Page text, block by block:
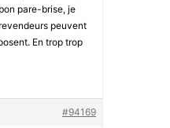
pare-brise, je
peuvent
En trop trop
#94169